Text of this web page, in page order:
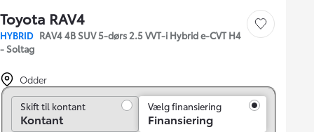
Toyota RAV4
HYBRID RAV4 4B SUV 5-dørs 2.5 VVT-i Hybrid e-CVT H4
- Soltag
Gem bil
Odder
Skift til kontant
Skift til kontant
Kontant
Vælg finansiering
Finansiering